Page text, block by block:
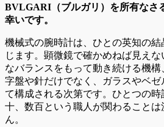
BVLGARI（ブルガリ）を所有なさ
幸いです。
機械式の腕時計は、ひとの英知の
じます。顕微鏡で確かめねば見え
なバランスをもって動き続ける機
字盤や針だけでなく、ガラスやベ
て構成される次第です。ひとつの
十、数百という職人が関わること
ん。